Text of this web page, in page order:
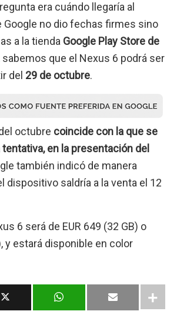
era cuándo llegaría al
Google no dio fechas firmes sino
a la tienda Google Play Store de
sabemos que el Nexus 6 podrá ser
del 29 de octubre.
octubre coincide con la que se
en la presentación del
también indicó de manera
dispositivo saldría a la venta el 12
6 será de EUR 649 (32 GB) o
y estará disponible en color